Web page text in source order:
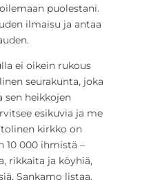
puolestani.
ilmaisu ja antaa
ei oikein rukous
seurakunta, joka
sen heikkojen
esikuvia ja me
kirkko on
10 000 ihmistä –
rikkaita ja köyhiä,
Sankamo listaa.